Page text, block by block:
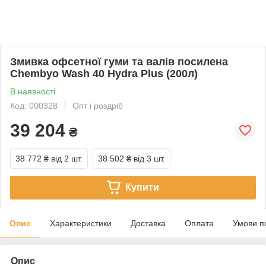
Змивка офсетної гуми та валів посилена
Chembyo Wash 40 Hydra Plus (200л)
В наявності
Код: 000328
Опт і роздріб
39 204 ₴
38 772 ₴ від 2 шт. 38 502 ₴ від 3 шт.
Купити
Опис Характеристики Доставка Оплата Умови
Опис